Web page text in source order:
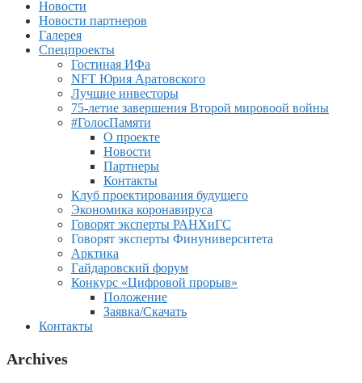
Новости
Новости партнеров
Галерея
Спецпроекты
Гостиная ИФа
NFT Юрия Аратовского
Лучшие инвесторы
75-летие завершения Второй мировоой войны
#ГолосПамяти
О проекте
Новости
Партнеры
Контакты
Клуб проектирования будущего
Экономика коронавируса
Говорят эксперты РАНХиГС
Говорят эксперты Финуниверситета
Арктика
Гайдаровский форум
Конкурс «Цифровой прорыв»
Положение
Заявка/Скачать
Контакты
Archives